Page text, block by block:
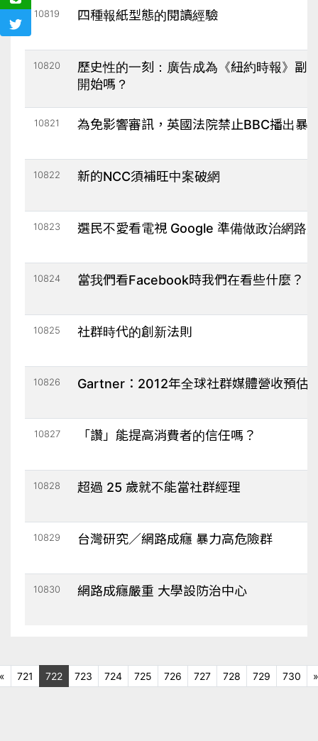
10819 四種報紙型態的閱讀經驗
10820
歷史性的一刻：廣告成為《紐約時報》副
開始嗎？
10821 為免影響審訊，英國法院禁止BBC播出暴
10822 新的NCC須補旺中案破網
10823 選民不愛看電視 Google 準備做政治網路
10824 當我們看Facebook時我們在看些什麼？
10825 社群時代的創新法則
10826 Gartner：2012年全球社群媒體營收預估
10827 「讚」能提高消費者的信任嗎？
10828 超過 25 歲就不能當社群經理
10829 台灣研究／網路成癮 暴力高危險群
10830 網路成癮嚴重 大學設防治中心
« 上十頁
721 722 723 724 725 726 727 728 729 730 »